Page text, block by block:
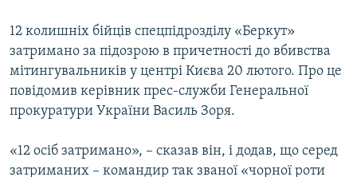
Усі сайти RFE/RL
12 колишніх бійців спецпідрозділу «Беркут»
затримано за підозрою в причетності до вбивства
мітингувальників у центрі Києва 20 лютого. Про це
повідомив керівник прес-служби Генеральної
прокуратури України Василь Зоря.
«12 осіб затримано», – сказав він, і додав, що серед
затриманих – командир так званої «чорної роти